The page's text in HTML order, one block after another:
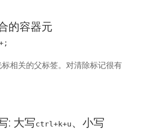
的容器元
相关的父标签。对清除标记很有
: 大写ctrl+k+u、小写